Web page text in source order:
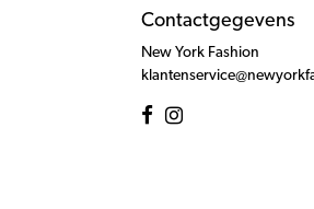
Contactgegevens
New York Fashion